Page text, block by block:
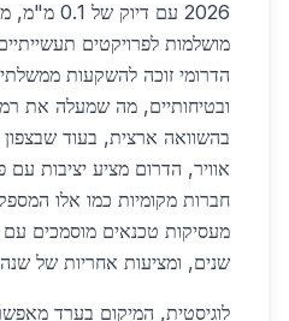
2026 עם
מושלמות לפרויקטים
הדרומי זוכה להשקעות
ובטיחותיים, מה שמעלה את
בהשוואה ארצית, בעוד שבצפון
אוויר, הדרום מציע יציבות
חברות מקומיות כמו אלו
שנים, ומציעות אחריות של
לוגיסטית, המיקום בערד